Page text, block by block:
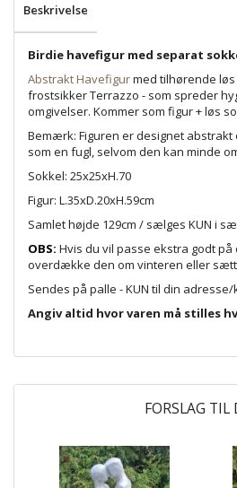
Beskrivelse
Birdie havefigur med separat
Abstrakt Havefigurmed tilhørende
frostsikker Terrazzo - som spreder
omgivelser. Kommer som figur + løs
Bemærk: Figuren er designet abstrakt
som en fugl, selvom den kan minde
Sokkel: 25x25xH.70
Figur: L.35xD.20xH.59cm
Samlet højde 129cm / sælges KUN i
OBS: Hvis du vil passe ekstra godt
overdække den om vinteren eller
Sendes på palle - KUN til din
Angiv altid hvor varen må stilles
FORSLAG TIL